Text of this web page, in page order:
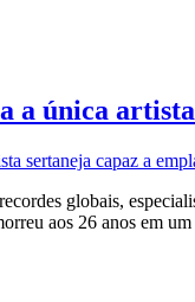
a única
globais,
aos 26 anos em